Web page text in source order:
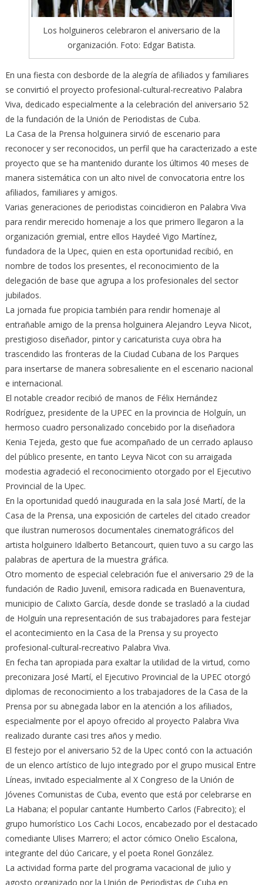
Los holguineros celebraron el aniversario de la
organización. Foto: Edgar Batista.
En una fiesta con desborde de la alegría de afiliados y familiares
se convirtió el proyecto profesional-cultural-recreativo Palabra
Viva, dedicado especialmente a la celebración del aniversario 52
de la fundación de la Unión de Periodistas de Cuba.
La Casa de la Prensa holguinera sirvió de escenario para
reconocer y ser reconocidos, un perfil que ha caracterizado a este
proyecto que se ha mantenido durante los últimos 40 meses de
manera sistemática con un alto nivel de convocatoria entre los
afiliados, familiares y amigos.
Varias generaciones de periodistas coincidieron en Palabra Viva
para rendir merecido homenaje a los que primero llegaron a la
organización gremial, entre ellos Haydeé Vigo Martínez,
fundadora de la Upec, quien en esta oportunidad recibió, en
nombre de todos los presentes, el reconocimiento de la
delegación de base que agrupa a los profesionales del sector
jubilados.
La jornada fue propicia también para rendir homenaje al
entrañable amigo de la prensa holguinera Alejandro Leyva Nicot,
prestigioso diseñador, pintor y caricaturista cuya obra ha
trascendido las fronteras de la Ciudad Cubana de los Parques
para insertarse de manera sobresaliente en el escenario nacional
e internacional.
El notable creador recibió de manos de Félix Hernández
Rodríguez, presidente de la UPEC en la provincia de Holguín, un
hermoso cuadro personalizado concebido por la diseñadora
Kenia Tejeda, gesto que fue acompañado de un cerrado aplauso
del público presente, en tanto Leyva Nicot con su arraigada
modestia agradeció el reconocimiento otorgado por el Ejecutivo
Provincial de la Upec.
En la oportunidad quedó inaugurada en la sala José Martí, de la
Casa de la Prensa, una exposición de carteles del citado creador
que ilustran numerosos documentales cinematográficos del
artista holguinero Idalberto Betancourt, quien tuvo a su cargo las
palabras de apertura de la muestra gráfica.
Otro momento de especial celebración fue el aniversario 29 de la
fundación de Radio Juvenil, emisora radicada en Buenaventura,
municipio de Calixto García, desde donde se trasladó a la ciudad
de Holguín una representación de sus trabajadores para festejar
el acontecimiento en la Casa de la Prensa y su proyecto
profesional-cultural-recreativo Palabra Viva.
En fecha tan apropiada para exaltar la utilidad de la virtud, como
preconizara José Martí, el Ejecutivo Provincial de la UPEC otorgó
diplomas de reconocimiento a los trabajadores de la Casa de la
Prensa por su abnegada labor en la atención a los afiliados,
especialmente por el apoyo ofrecido al proyecto Palabra Viva
realizado durante casi tres años y medio.
El festejo por el aniversario 52 de la Upec contó con la actuación
de un elenco artístico de lujo integrado por el grupo musical Entre
Líneas, invitado especialmente al X Congreso de la Unión de
Jóvenes Comunistas de Cuba, evento que está por celebrarse en
La Habana; el popular cantante Humberto Carlos (Fabrecito); el
grupo humorístico Los Cachi Locos, encabezado por el destacado
comediante Ulises Marrero; el actor cómico Onelio Escalona,
integrante del dúo Caricare, y el poeta Ronel González.
La actividad forma parte del programa vacacional de julio y
agosto organizado por la Unión de Periodistas de Cuba en